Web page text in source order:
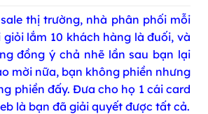
thị trường, nhà phân phối mỗi
giỏi lắm 10 khách hàng là đuối, và
đồng ý chả nhẽ lần sau bạn lại
mời nữa, bạn không phiền nhưng
phiền đấy. Đưa cho họ 1 cái card
là bạn đã giải quyết được tất cả.